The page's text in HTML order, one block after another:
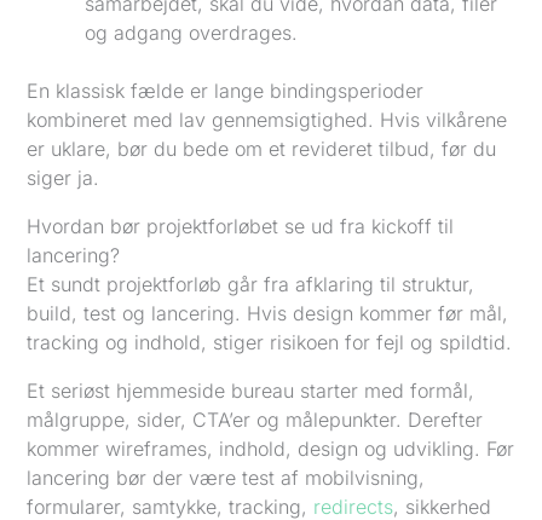
og adgang overdrages.
En klassisk fælde er lange bindingsperioder
kombineret med lav gennemsigtighed. Hvis vilkårene
er uklare, bør du bede om et revideret tilbud, før du
siger ja.
Hvordan bør projektforløbet se ud fra kickoff til
lancering?
Et sundt projektforløb går fra afklaring til struktur,
build, test og lancering. Hvis design kommer før mål,
tracking og indhold, stiger risikoen for fejl og spildtid.
Et seriøst hjemmeside bureau starter med formål,
målgruppe, sider, CTA’er og målepunkter. Derefter
kommer wireframes, indhold, design og udvikling. Før
lancering bør der være test af mobilvisning,
formularer, samtykke, tracking, redirects, sikkerhed